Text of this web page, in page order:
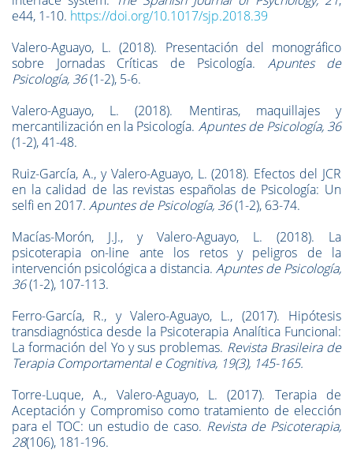
e44, 1-10. https://doi.org/10.1017/sjp.2018.39
Valero-Aguayo, L. (2018). Presentación del monográfico
sobre Jornadas Críticas de Psicología. Apuntes de
Psicología, 36(1-2), 5-6.
Valero-Aguayo, L. (2018). Mentiras, maquillajes y
mercantilización en la Psicología. Apuntes de Psicología, 36
(1-2), 41-48.
Ruiz-García, A., y Valero-Aguayo, L. (2018). Efectos del JCR
en la calidad de las revistas españolas de Psicología: Un
selfi en 2017. Apuntes de Psicología, 36(1-2), 63-74.
Macías-Morón, J.J., y Valero-Aguayo, L. (2018). La
psicoterapia on-line ante los retos y peligros de la
intervención psicológica a distancia. Apuntes de Psicología,
36(1-2), 107-113.
Ferro-García, R., y Valero-Aguayo, L., (2017). Hipótesis
transdiagnóstica desde la Psicoterapia Analítica Funcional:
La formación del Yo y sus problemas. Revista Brasileira de
Terapia Comportamental e Cognitiva, 19(3), 145-165.
Torre-Luque, A., Valero-Aguayo, L. (2017). Terapia de
Aceptación y Compromiso como tratamiento de elección
para el TOC: un estudio de caso. Revista de Psicoterapia,
28(106), 181-196.